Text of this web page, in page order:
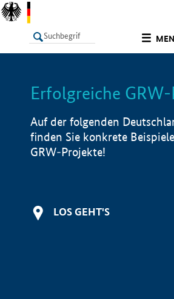
LISTE
Erfolgreiche
Auf der folgenden
finden Sie konkrete
GRW-Projekte!
LOS GEHT'S